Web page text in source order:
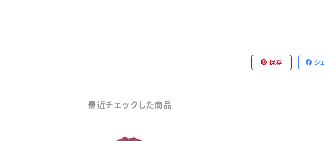
保存 シ
最近チェックした商品